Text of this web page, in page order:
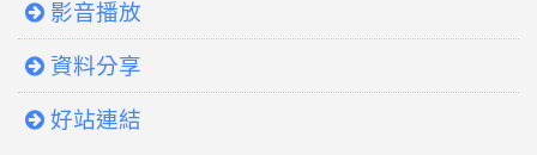
影音播放
資料分享
好站連結